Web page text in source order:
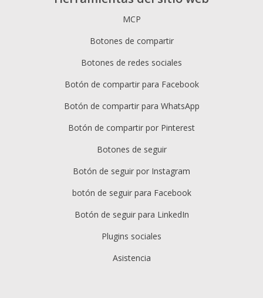
MCP
Botones de compartir
Botones de redes sociales
Botón de compartir para Facebook
Botón de compartir para WhatsApp
Botón de compartir por Pinterest
Botones de seguir
Botón de seguir por Instagram
botón de seguir para Facebook
Botón de seguir para LinkedIn
Plugins sociales
Asistencia